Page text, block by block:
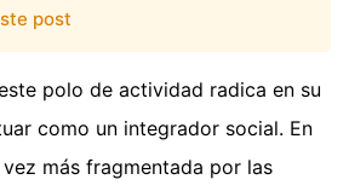
post
polo de actividad radica en su
como un integrador social. En
más fragmentada por las